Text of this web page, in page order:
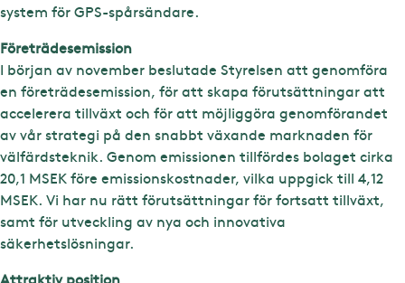
system för GPS-spårsändare.
Företrädesemission
I början av november beslutade Styrelsen att genomföra
en företrädesemission, för att skapa förutsättningar att
accelerera tillväxt och för att möjliggöra genomförandet
av vår strategi på den snabbt växande marknaden för
välfärdsteknik. Genom emissionen tillfördes bolaget cirka
20,1 MSEK före emissionskostnader, vilka uppgick till 4,12
MSEK. Vi har nu rätt förutsättningar för fortsatt tillväxt,
samt för utveckling av nya och innovativa
säkerhetslösningar.
Attraktiv position